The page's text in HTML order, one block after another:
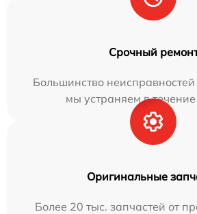
Срочный
Большинство
мы устраняем в
Оригинальные
Более 20 тыс. запчастей от